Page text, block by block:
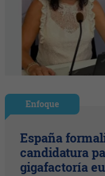
Enfoque
España
candidatura
gigafactoría